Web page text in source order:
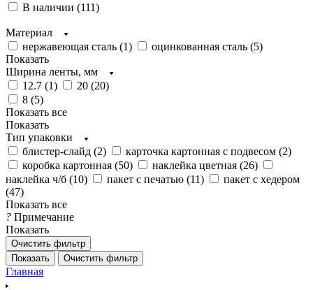
В наличии (111)
Материал
нержавеющая сталь (1) оцинкованная сталь (5)
Показать
Ширина ленты, мм
12.7 (1) 20 (20)
8 (5)
Показать все
Показать
Тип упаковки
блистер-слайд (2) карточка картонная с подвесом (2)
коробка картонная (50) наклейка цветная (26)
наклейка ч/б (10) пакет с печатью (11)
пакет с хедером
(47)
Показать все
? Примечание
Показать
Очистить фильтр
Показать
Очистить фильтр
Главная